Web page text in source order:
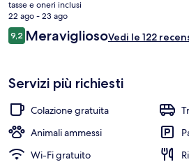
attuale
è
205 €
tasse e oneri inclusi
22 ago - 23 ago
Recensioni
9,29,2 su 10
MeravigliosoVedi le 122
Servizi più richiesti
Colazione gratuita
Animali ammessi
Wi-Fi gratuito